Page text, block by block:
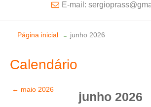
E-mail:
Página inicial → junho 2026
Calendário
← maio 2026
junho 2026